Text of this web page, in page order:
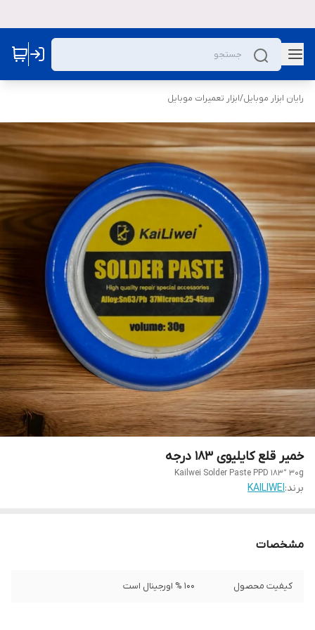
رایان ابزار موبایل/ابزار تعمیرات موبایل
خمیر قلع کایلیوی 183 درجه
Kailwei Solder Paste PPD 183° 30g
برند:KAILIWEI
مشخصات
کیفیت محصول 100 % اورجینال است